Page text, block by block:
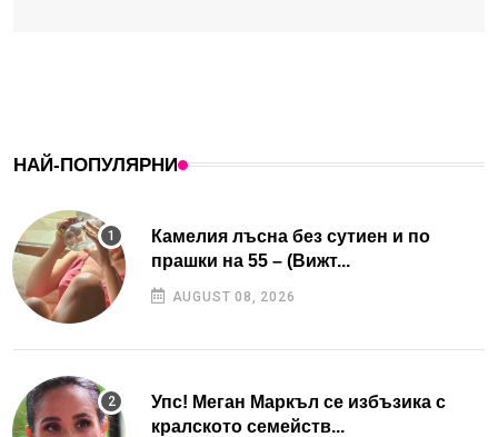
НАЙ-ПОПУЛЯРНИ
Камелия лъсна без сутиен и по
прашки на 55 – (Вижт...
AUGUST 08, 2026
Упс! Меган Маркъл се избъзика с
кралското семейств...